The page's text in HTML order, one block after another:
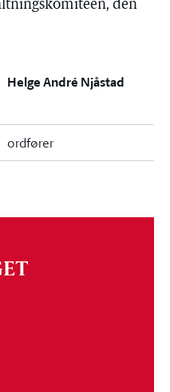
den
Helge André Njåstad
ordfører